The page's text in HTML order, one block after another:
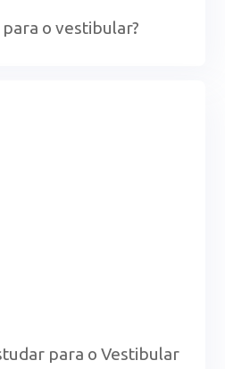
o vestibular?
para o Vestibular